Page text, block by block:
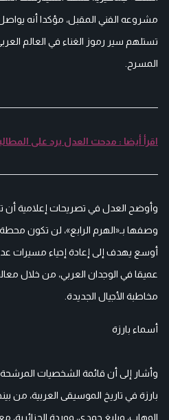
مشروعه الفني المقبل، مؤكدا أنه
تستلهم سير رموز الغناء في العالم
المسرح.
اقرأ أيضا : مدحت العدل يرد على
وأوضح العدل في تصريحات إعلامية أن
وصفها بـ«الهرم الرابع»، لن تكون
أوسع يهدف إلى إعادة إحياء مسيرات
عميقا في الوجدان العربي، من خلال
مخاطبة الأجيال الجديدة.
أسماء بارزة
وأشار إلى أن قائمة الشخصيات
بارزة في تاريخ الموسيقى العربية، من
الوهاب، وبليغ حمدي، ووردة الجزائرية،